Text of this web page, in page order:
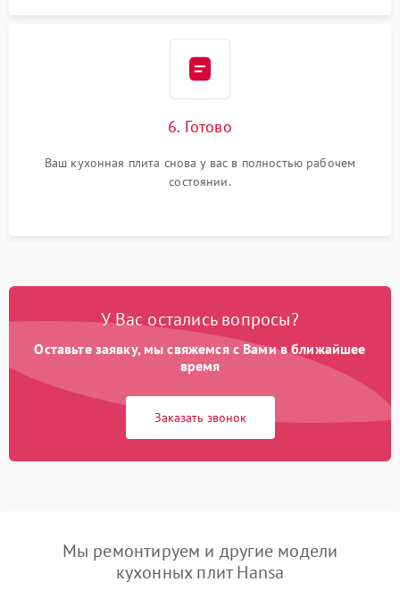
6. Готово
Ваш кухонная плита снова у вас в полностью рабочем
состоянии.
У Вас остались вопросы?
Оставьте заявку, мы свяжемся с Вами в ближайшее
время
Заказать звонок
Мы ремонтируем и другие модели
кухонных плит Hansa